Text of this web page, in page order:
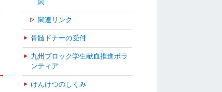
関
関連リンク
骨髄ドナーの受付
九州ブロック学生献血推進ボラ
ンティア
けんけつのしくみ